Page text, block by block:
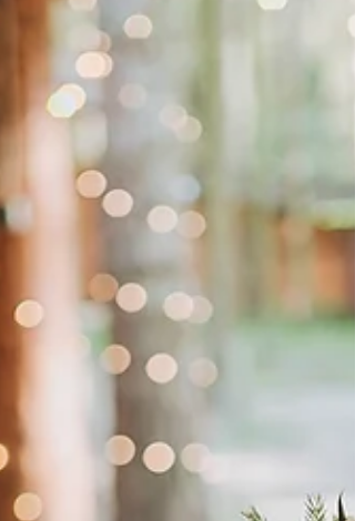
るためのコツをご紹介しています！...